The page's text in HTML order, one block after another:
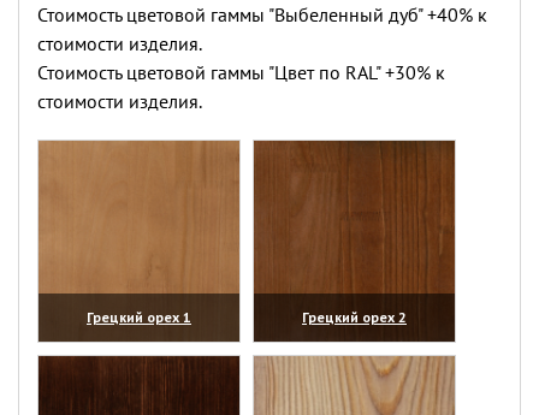
Стоимость цветовой гаммы "Выбеленный дуб" +40% к
стоимости изделия.
Стоимость цветовой гаммы "Цвет по RAL" +30% к
стоимости изделия.
Грецкий орех 1
(увеличить)
Грецкий орех 2
(увеличить)